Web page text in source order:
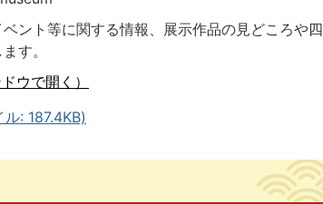
ント等に関する情報、展示作品の見どころや四
す。
ウで開く）
: 187.4KB)